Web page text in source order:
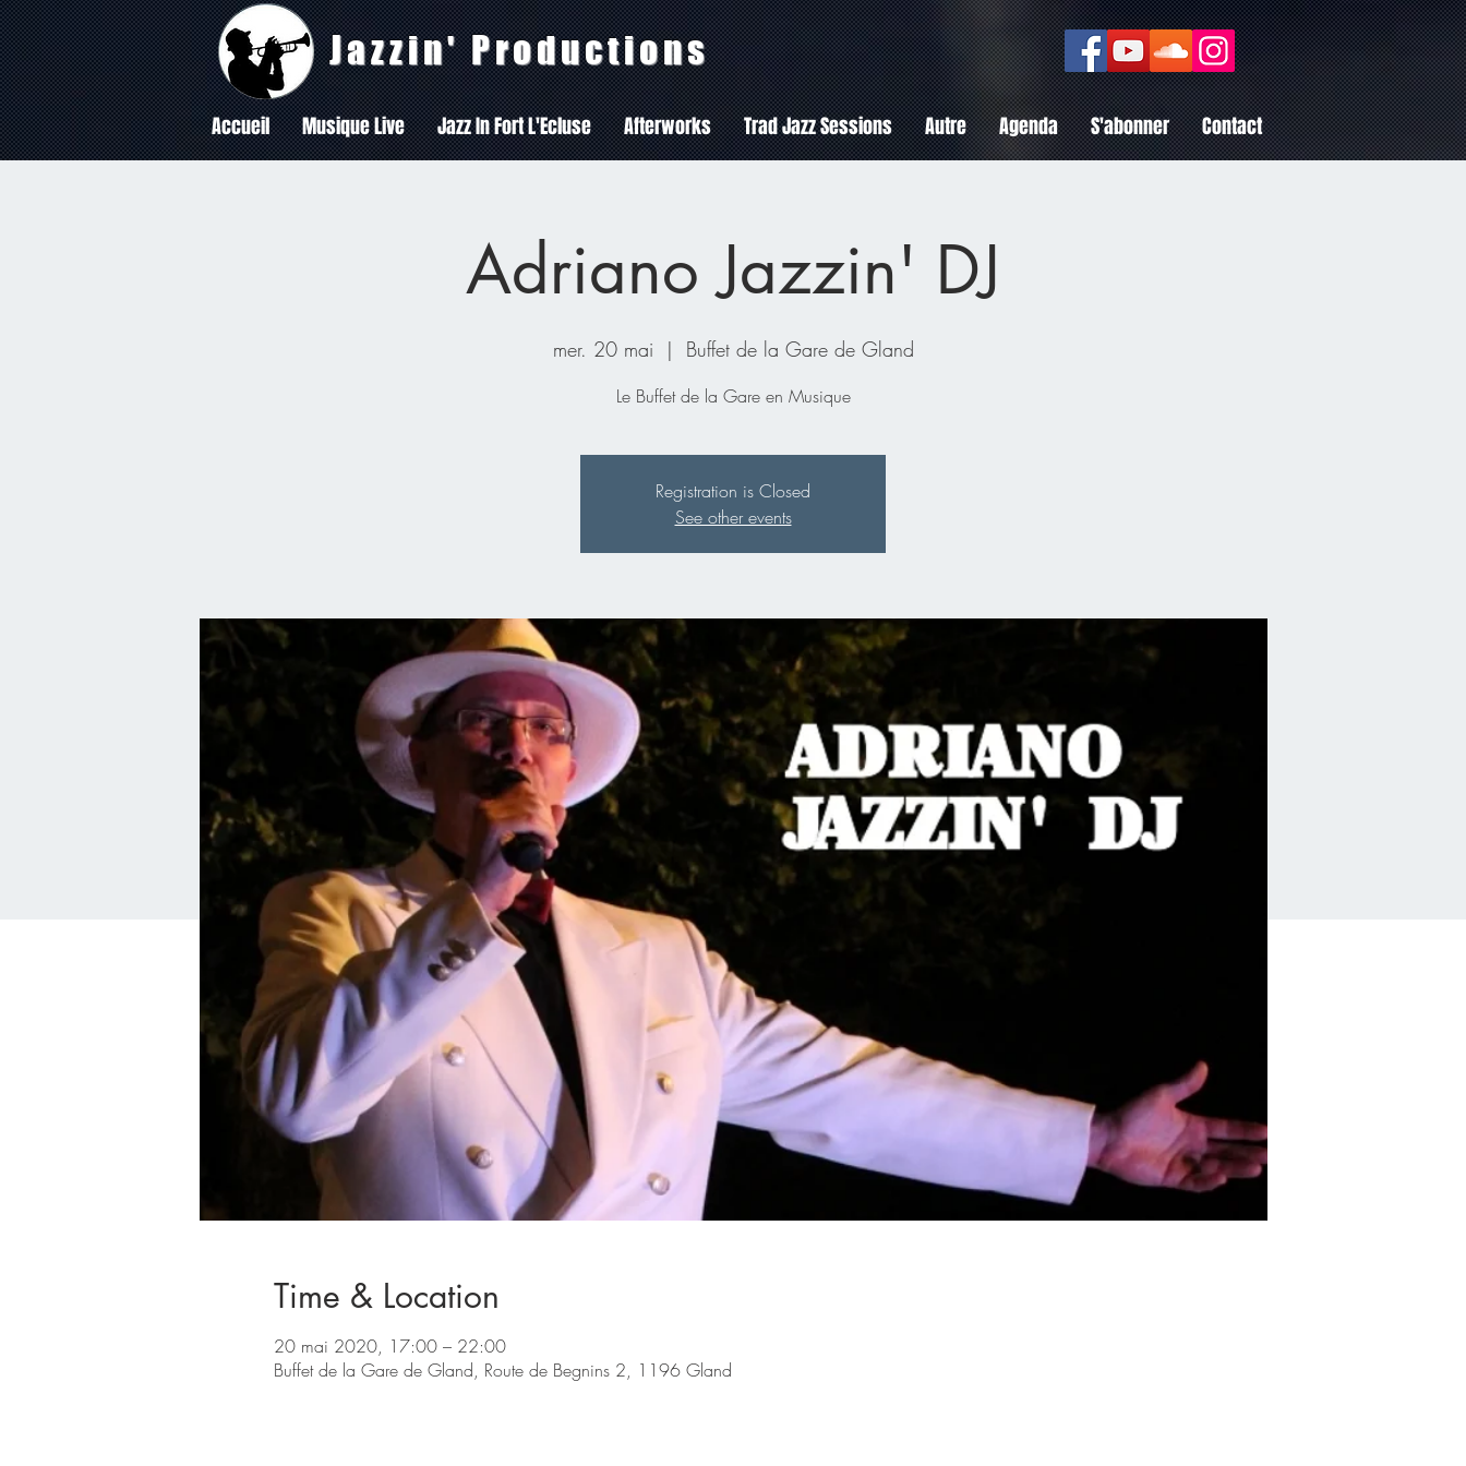
Jazzin' Productions
Accueil Musique Live Jazz In Fort L'Ecluse Afterworks Trad Jazz Sessions Autre Agenda S'abonner Contact
Adriano Jazzin' DJ
mer. 20 mai
  |
Buffet de la Gare de Gland
Le Buffet de la Gare en Musique
Registration is Closed
See other events
Time & Location
20 mai 2020, 17:00 – 22:00
Buffet de la Gare de Gland, Route de Begnins 2, 1196 Gland